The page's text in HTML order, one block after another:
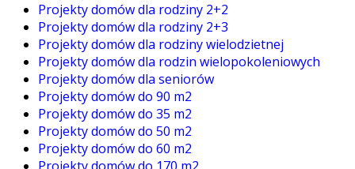
Projekty domów dla rodziny 2+2
Projekty domów dla rodziny 2+3
Projekty domów dla rodziny wielodzietnej
Projekty domów dla rodzin wielopokoleniowych
Projekty domów dla seniorów
Projekty domów do 90 m2
Projekty domów do 35 m2
Projekty domów do 50 m2
Projekty domów do 60 m2